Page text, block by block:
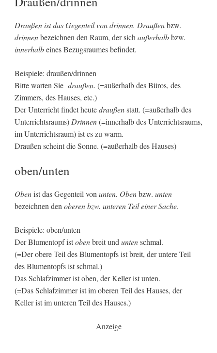
Draußen ist das Gegenteil von drinnen. Draußenbzw.
drinnenbezeichnen den Raum, der sich außerhalbbzw.
innerhalbeines Bezugsraumes befindet.
Beispiele: draußen/drinnen
Bitte warten Sie draußen. (=außerhalb des Büros, des
Zimmers, des Hauses, etc.)
Der Unterricht findet heutedraußenstatt. (=außerhalb des
Unterrichtsraums) Drinnen(=innerhalb des Unterrichtsraums,
im Unterrichtsraum) ist es zu warm.
Draußen scheint die Sonne. (=außerhalb des Hauses)
oben/unten
Obenist das Gegenteil von unten. Obenbzw. unten
bezeichnen den oberen bzw. unteren Teil einer Sache.
Beispiele: oben/unten
Der Blumentopf istobenbreit und untenschmal.
(=Der obere Teil des Blumentopfs ist breit, der untere Teil
des Blumentopfs ist schmal.)
Das Schlafzimmer ist oben, der Keller ist unten.
(=Das Schlafzimmer ist im oberen Teil des Hauses, der
Keller ist im unteren Teil des Hauses.)
Anzeige